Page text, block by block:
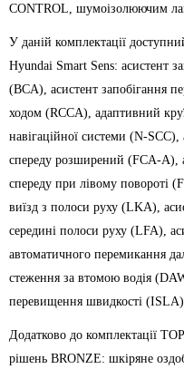
CONTROL, шумоізолюючим
У даній комплектації
Hyundai Smart Sens: асистент
(BCA), асистент запобігання
ходом (RCCA), адаптивний
навігаційної системи (N-SCC),
спереду розширений (FCA-А),
спереду при лівому повороті
виїзд з полоси руху (LKA),
середині полоси руху (LFA),
автоматичного перемикання
стеження за втомою водія
перевищення швидкості (ISLA).
Додатково до комплектації
рішень BRONZE: шкіряне